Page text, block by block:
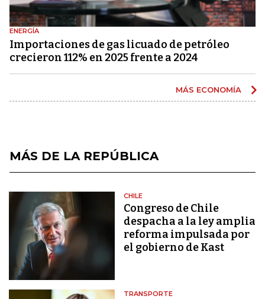
ENERGÍA
Importaciones de gas licuado de petróleo
crecieron 112% en 2025 frente a 2024
MÁS ECONOMÍA
MÁS DE LA REPÚBLICA
CHILE
Congreso de Chile
despacha a la ley amplia
reforma impulsada por
el gobierno de Kast
TRANSPORTE